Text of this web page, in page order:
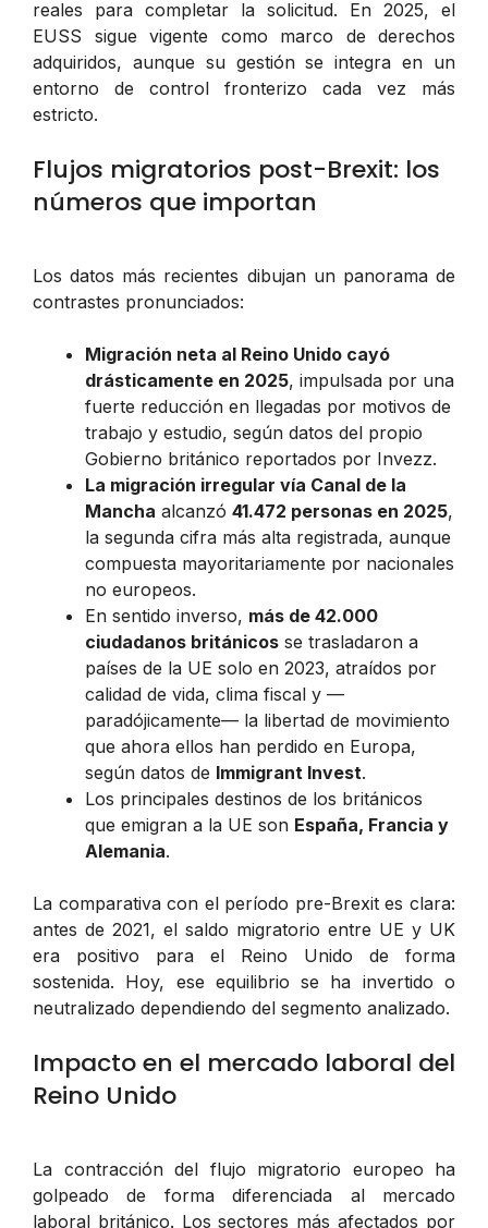
reales para completar la solicitud. En 2025, el
EUSS sigue vigente como marco de derechos
adquiridos, aunque su gestión se integra en un
entorno de control fronterizo cada vez más
estricto.
Flujos migratorios post-Brexit: los
números que importan
Los datos más recientes dibujan un panorama de
contrastes pronunciados:
Migración neta al Reino Unido cayó
drásticamente en 2025, impulsada por una
fuerte reducción en llegadas por motivos de
trabajo y estudio, según datos del propio
Gobierno británico reportados por Invezz.
La migración irregular vía Canal de la
Mancha alcanzó 41.472 personas en 2025,
la segunda cifra más alta registrada, aunque
compuesta mayoritariamente por nacionales
no europeos.
En sentido inverso, más de 42.000
ciudadanos británicos se trasladaron a
países de la UE solo en 2023, atraídos por
calidad de vida, clima fiscal y —
paradójicamente— la libertad de movimiento
que ahora ellos han perdido en Europa,
según datos de Immigrant Invest.
Los principales destinos de los británicos
que emigran a la UE son España, Francia y
Alemania.
La comparativa con el período pre-Brexit es clara:
antes de 2021, el saldo migratorio entre UE y UK
era positivo para el Reino Unido de forma
sostenida. Hoy, ese equilibrio se ha invertido o
neutralizado dependiendo del segmento analizado.
Impacto en el mercado laboral del
Reino Unido
La contracción del flujo migratorio europeo ha
golpeado de forma diferenciada al mercado
laboral británico. Los sectores más afectados por